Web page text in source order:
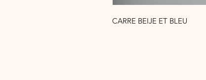
CARRE BEIJE ET BLEU